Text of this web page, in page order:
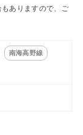
ありますので、ご
南海高野線